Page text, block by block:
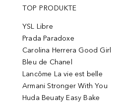
TOP PRODUKTE
YSL Libre
Prada Paradoxe
Carolina Herrera Good Girl
Bleu de Chanel
Lancôme La vie est belle
Armani Stronger With You
Huda Beuaty Easy Bake